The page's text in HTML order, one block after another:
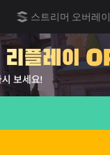
스트리머 오버레이